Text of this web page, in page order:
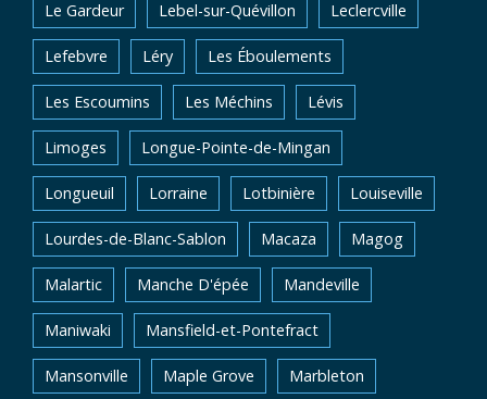
Le Gardeur Lebel-sur-Quévillon Leclercville
Lefebvre Léry Les Éboulements
Les Escoumins Les Méchins Lévis
Limoges Longue-Pointe-de-Mingan
Longueuil Lorraine Lotbinière Louiseville
Lourdes-de-Blanc-Sablon Macaza Magog
Malartic Manche D'épée Mandeville
Maniwaki Mansfield-et-Pontefract
Mansonville Maple Grove Marbleton